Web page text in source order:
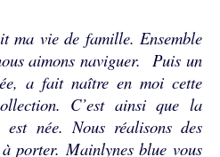
ma vie de famille. Ensemble
aimons naviguer. Puis un
a fait naître en moi cette
C’est ainsi que la
est née.Nous réalisons des
porter. Mainlynes blue vous